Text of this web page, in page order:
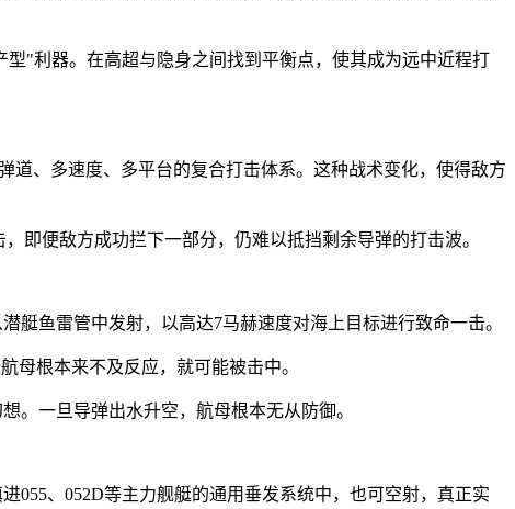
"利器。在高超与隐身之间找到平衡点，使其成为远中近程打
道、多速度、多平台的复合打击体系。这种战术变化，使得敌方
即便敌方成功拦下一部分，仍难以抵挡剩余导弹的打击波。
艇鱼雷管中发射，以高达7马赫速度对海上目标进行致命一击。
母根本来不及反应，就可能被击中。
。一旦导弹出水升空，航母根本无从防御。
055、052D等主力舰艇的通用垂发系统中，也可空射，真正实